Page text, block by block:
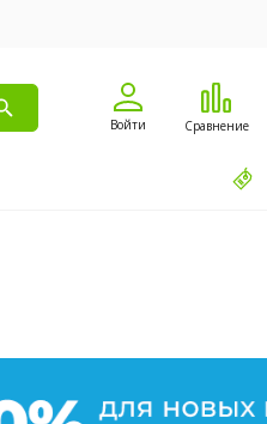
Войти Сравнение